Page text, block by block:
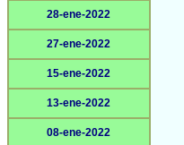
28-ene-2022
27-ene-2022
15-ene-2022
13-ene-2022
08-ene-2022